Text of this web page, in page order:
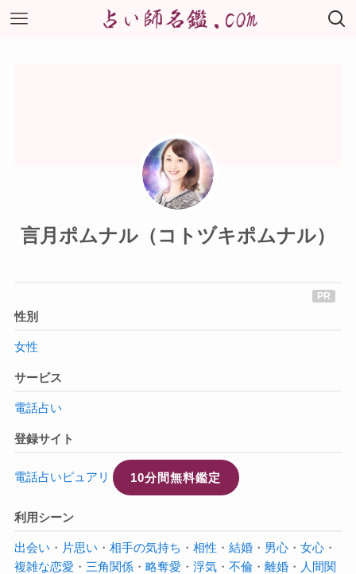
言月ポムナル（コトヅキポムナル）
性別
女性
サービス
電話占い
登録サイト
電話占いピュアリ 10分間無料鑑定
利用シーン
出会い ・ 片思い ・ 相手の気持ち ・ 相性 ・ 結婚・ 男心・ 女心・
複雑な恋愛 ・ 三角関係・ 略奪愛 ・ 浮気・ 不倫・ 離婚・ 人間関